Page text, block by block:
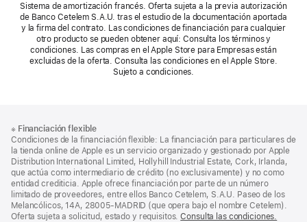
Sistema de amortización francés. Oferta sujeta a la previa autorización
de Banco Cetelem S.A.U. tras el estudio de la documentación aportada
y la firma del contrato. Las condiciones de financiación para cualquier
otro producto se pueden obtener aquí: Consulta los términos y
condiciones. Las compras en el Apple Store para Empresas están
excluidas de la oferta. Consulta las condiciones en el Apple Store.
Sujeto a condiciones.
a
pie
de
página
al
pie
※ Financiación flexible
Condiciones de la financiación flexible: La financiación para particulares de
la tienda online de Apple es un servicio organizado y gestionado por Apple
Distribution International Limited, Hollyhill Industrial Estate, Cork, Irlanda,
que actúa como intermediario de crédito (no exclusivamente) y no como
entidad crediticia. Apple ofrece financiación por parte de un número
limitado de proveedores, entre ellos Banco Cetelem, S.A.U. Paseo de los
Melancólicos, 14A, 28005-MADRID (que opera bajo el nombre Cetelem).
Oferta sujeta a solicitud, estado y requisitos.Consulta las condiciones.